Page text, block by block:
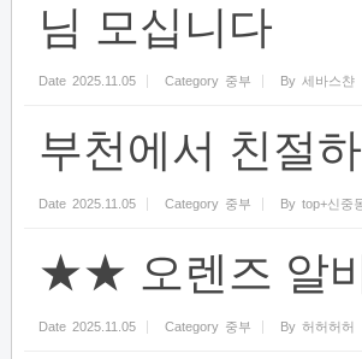
님 모십니다
Date 2025.11.05 Category 중부 By 세바스챤
부천에서 친절
Date 2025.11.05 Category 중부 By top+신중
★★ 오렌즈 알
Date 2025.11.05 Category 중부 By 허허허허